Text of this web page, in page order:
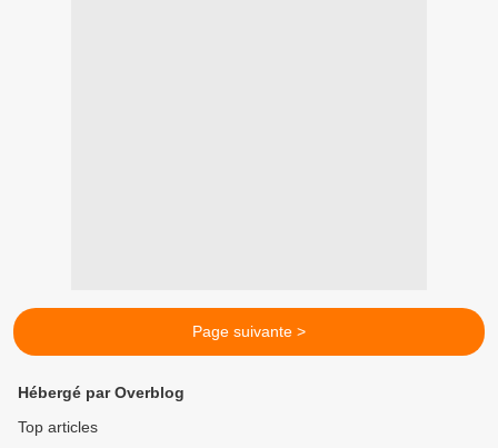
Page suivante >
Hébergé par Overblog
Top articles